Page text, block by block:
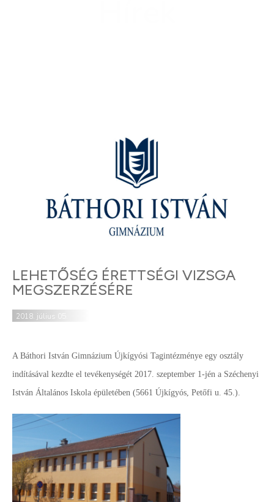
LEHETŐSÉG ÉRETTSÉGI VIZSGA
MEGSZERZÉSÉRE
2018. július 05.
A Báthori István Gimnázium Újkígyósi Tagintézménye egy osztály
indításával kezdte el tevékenységét 2017. szeptember 1-jén a Széchenyi
István Általános Iskola épületében (5661 Újkígyós, Petőfi u. 45.).